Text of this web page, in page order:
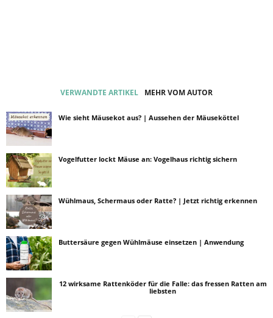
VERWANDTE ARTIKEL MEHR VOM AUTOR
Wie sieht Mäusekot aus? | Aussehen der Mäuseköttel
Vogelfutter lockt Mäuse an: Vogelhaus richtig sichern
Wühlmaus, Schermaus oder Ratte? | Jetzt richtig erkennen
Buttersäure gegen Wühlmäuse einsetzen | Anwendung
12 wirksame Rattenköder für die Falle: das fressen Ratten am
liebsten